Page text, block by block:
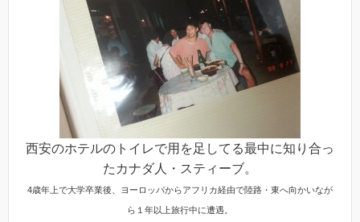
西安のホテルのトイレで用を足してる最中に知り合っ
たカナダ人・スティーブ。
4歳年上で大学卒業後、ヨーロッパからアフリカ経由で陸路・東へ向かいなが
ら１年以上旅行中に遭遇。